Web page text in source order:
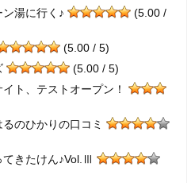
湯に行く♪
(5.00 /
(5.00 / 5)
(5.00 / 5)
ト、テストオープン！
のひかりの口コミ
てきたけん♪Vol.Ⅲ